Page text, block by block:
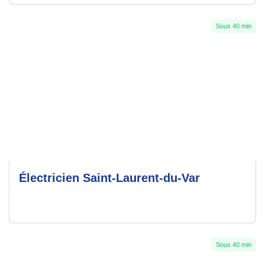
Sous 40 min
Électricien Saint-Laurent-du-Var
Sous 40 min